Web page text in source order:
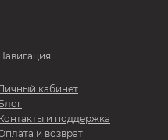
кабинет
и поддержка
и возврат